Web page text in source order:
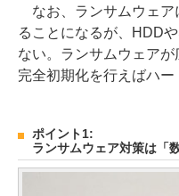
なお、ランサムウェア
ることになるが、HDD
ない。ランサムウェア
完全初期化を行えばハー
ポイント1:
ランサムウェア対策は「